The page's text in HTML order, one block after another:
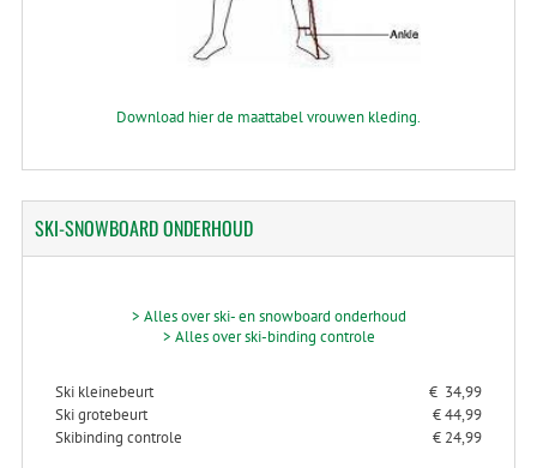
Download hier de maattabel vrouwen kleding.
SKI-SNOWBOARDONDERHOUD
> Alles over ski- en snowboard onderhoud
> Alles over ski-binding controle
Ski kleinebeurt
€ 34,99
Ski grotebeurt
€ 44,99
Skibinding controle
€ 24,99